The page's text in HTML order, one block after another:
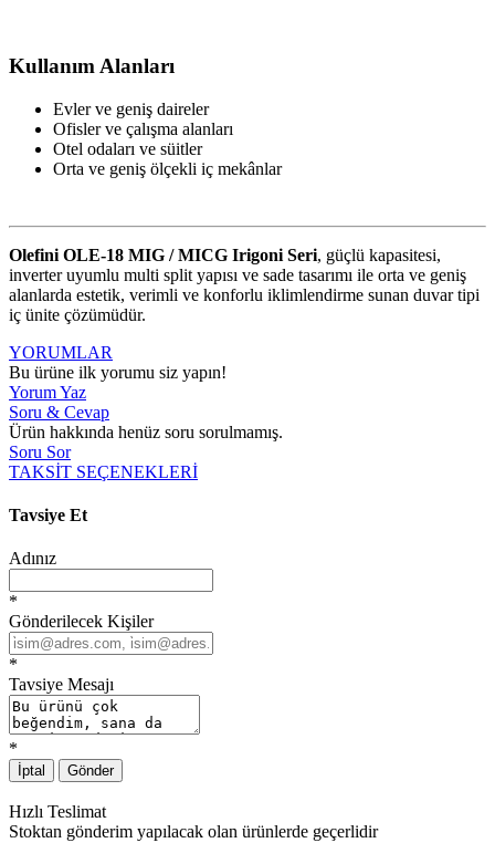
Kullanım Alanları
Evler ve geniş daireler
Ofisler ve çalışma alanları
Otel odaları ve süitler
Orta ve geniş ölçekli iç mekânlar
Olefini OLE-18 MIG / MICG Irigoni Seri, güçlü kapasitesi,
inverter uyumlu multi split yapısı ve sade tasarımı ile orta ve geniş
alanlarda estetik, verimli ve konforlu iklimlendirme sunan duvar tipi
iç ünite çözümüdür.
YORUMLAR
Bu ürüne ilk yorumu siz yapın!
Yorum Yaz
Soru & Cevap
Ürün hakkında henüz soru sorulmamış.
Soru Sor
TAKSİT SEÇENEKLERİ
Tavsiye Et
Adınız
*
Gönderilecek Kişiler
*
Tavsiye Mesajı
*
İptal Gönder
Hızlı Teslimat
Stoktan gönderim yapılacak olan ürünlerde geçerlidir